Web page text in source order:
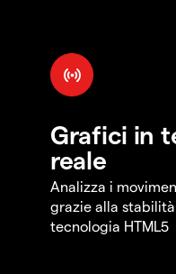
Grafici in
reale
Analizza i
grazie alla
tecnologia HTML5